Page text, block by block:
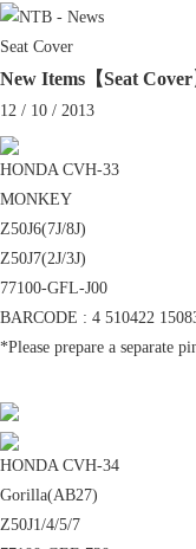
弊社NTBブランド
とめました
Seat Cover
New Items【Seat Cover
12 / 10 / 2013
HONDA CVH-33
MONKEY
Z50J6(7J/8J)
Z50J7(2J/3J)
77100-GFL-J00
BARCODE : 4 510422
*Please prepare a separate
HONDA CVH-34
Gorilla(AB27)
Z50J1/4/5/7